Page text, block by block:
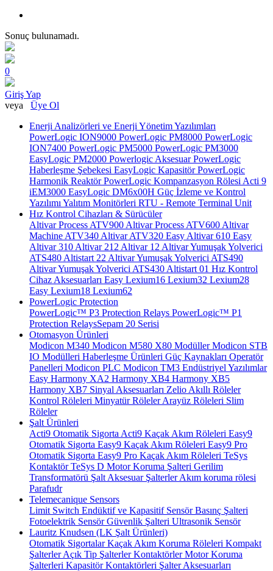
Sonuç bulunamadı.
0
Giriş Yap
veya Üye Ol
Enerji Analizörleri ve Enerji Yönetim Yazılımları
PowerLogic ION9000 PowerLogic PM8000 PowerLogic
ION7400 PowerLogic PM5000 PowerLogic PM3000
EasyLogic PM2000 Powerlogic AksesuarPowerLogic
Haberleşme Şebekesi EasyLogic KapasitörPowerLogic
Harmonik ReaktörPowerLogic Kompanzasyon Rölesi Acti 9
iEM3000 EasyLogic DM6x00H Güç İzleme ve Kontrol
Yazılımı Yalıtım Monitörleri RTU - Remote Terminal Unit
Hız Kontrol Cihazları & Sürücüler
Altivar Process ATV900 Altivar Process ATV600 Altivar
Machine ATV340 Altivar ATV320 Easy Altivar 610 Easy
Altivar 310 Altivar 212 Altivar 12 Altivar Yumuşak Yolverici
ATS480 Altistart 22 Altivar Yumuşak Yolverici ATS490
Altivar Yumuşak Yolverici ATS430 Altistart 01 Hız Kontrol
Cihaz Aksesuarları Easy Lexium16 Lexium32 Lexium28
Easy Lexium18 Lexium62
PowerLogic Protection
PowerLogic™ P3 Protection Relays PowerLogic™ P1
Protection Relays​Sepam 20 Serisi
Otomasyon Ürünleri
Modicon M340 Modicon M580 X80 ModüllerModicon STB
IO Modülleri Haberleşme Ürünleri Güç Kaynakları Operatör
Panelleri Modicon PLC Modicon TM3 Endüstriyel Yazılımlar
Easy Harmony XA2 Harmony XB4 Harmony XB5
Harmony XB7 Sinyal Aksesuarları Zelio Akıllı Röleler
Kontrol Röleleri Minyatür RölelerArayüz Röleleri Slim
Röleler
Şalt Ürünleri
Acti9 Otomatik Sigorta Acti9 Kaçak Akım Röleleri Easy9
Otomatik Sigorta Easy9 Kaçak Akım Röleleri Easy9 Pro
Otomatik Sigorta Easy9 Pro Kaçak Akım Röleleri TeSys
KontaktörTeSys D Motor Koruma Şalteri Gerilim
Transformatörü Şalt Aksesuar ŞalterlerAkım koruma rölesi
Parafudr
Telemecanique Sensors
Limit Switch Endüktif ve Kapasitif SensörBasınç Şalteri
Fotoelektrik SensörGüvenlik Şalteri Ultrasonik Sensör
Lauritz Knudsen (LK Şalt Ürünleri)
Otomatik SigortalarKaçak Akım Koruma Röleleri Kompakt
ŞalterlerAçık Tip ŞalterlerKontaktörlerMotor Koruma
Şalterleri Kapasitör Kontaktörleri Şalter Aksesuarları